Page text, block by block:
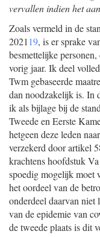
vervallen indien het
Zoals vermeld in de
2021 19, is er sprake
besmettelijke
vorig jaar. Ik deel
Twm gebaseerde
dan noodzakelijk is. In
ik als bijlage bij de
Tweede en Eerste
hetgeen deze leden
verzekerd door artikel
krachtens hoofdstuk
spoedig mogelijk moet
het oordeel van de
onderdeel daarvan
van de epidemie van
de tweede plaats is dit